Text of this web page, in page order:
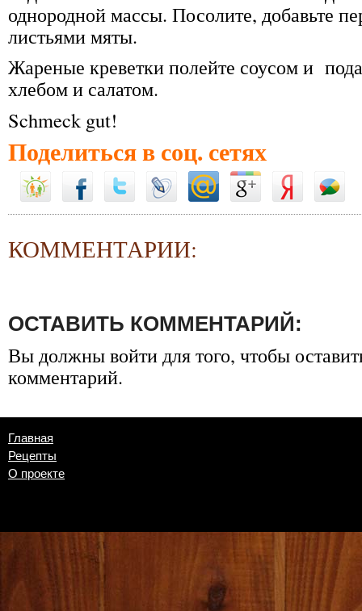
однородной массы. Посолите, добавьте
листьями мяты.
Жареные креветки полейте соусом и
хлебом и салатом.
Schmeck gut!
Поделиться в соц. сетях
КОММЕНТАРИИ:
ОСТАВИТЬ КОММЕНТАРИЙ:
Вы должнывойтидля того, чтобы
комментарий.
Главная
Рецепты
О проекте